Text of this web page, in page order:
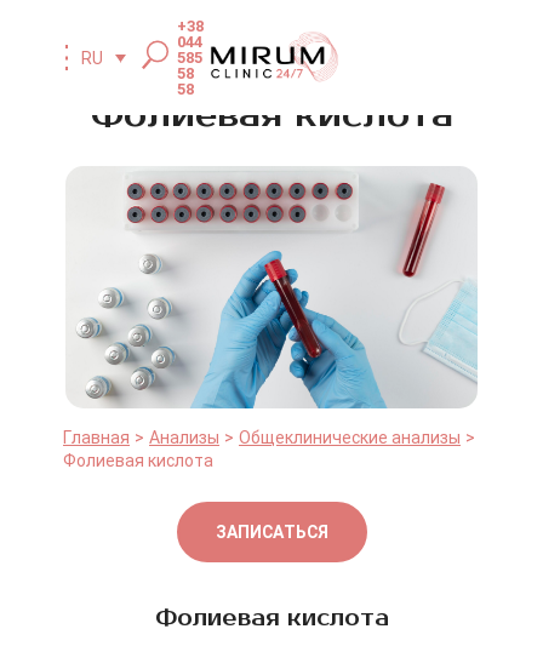
RU
+38
044
585
58
58
Фолиевая кислота
Главная Анализы
Общеклинические анализы
Фолиевая кислота
ЗАПИСАТЬСЯ
Фолиевая кислота